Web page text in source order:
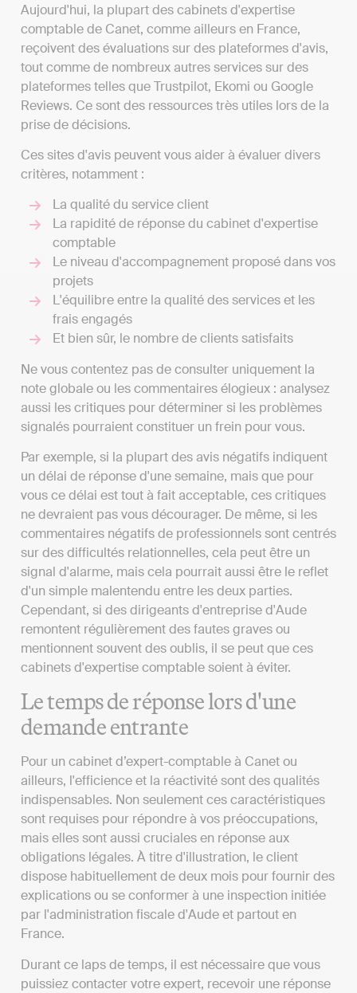
Aujourd'hui, la plupart des cabinets d'expertise
comptable de Canet, comme ailleurs en France,
reçoivent des évaluations sur des plateformes d'avis,
tout comme de nombreux autres services sur des
plateformes telles que Trustpilot, Ekomi ou Google
Reviews. Ce sont des ressources très utiles lors de la
prise de décisions.
Ces sites d'avis peuvent vous aider à évaluer divers
critères, notamment :
La qualité du service client
La rapidité de réponse du cabinet d'expertise
comptable
Le niveau d'accompagnement proposé dans vos
projets
L'équilibre entre la qualité des services et les
frais engagés
Et bien sûr, le nombre de clients satisfaits
Ne vous contentez pas de consulter uniquement la
note globale ou les commentaires élogieux : analysez
aussi les critiques pour déterminer si les problèmes
signalés pourraient constituer un frein pour vous.
Par exemple, si la plupart des avis négatifs indiquent
un délai de réponse d'une semaine, mais que pour
vous ce délai est tout à fait acceptable, ces critiques
ne devraient pas vous décourager. De même, si les
commentaires négatifs de professionnels sont centrés
sur des difficultés relationnelles, cela peut être un
signal d'alarme, mais cela pourrait aussi être le reflet
d'un simple malentendu entre les deux parties.
Cependant, si des dirigeants d'entreprise d'Aude
remontent régulièrement des fautes graves ou
mentionnent souvent des oublis, il se peut que ces
cabinets d'expertise comptable soient à éviter.
Le temps de réponse lors d'une
demande entrante
Pour un cabinet d’expert-comptable à Canet ou
ailleurs, l'efficience et la réactivité sont des qualités
indispensables. Non seulement ces caractéristiques
sont requises pour répondre à vos préoccupations,
mais elles sont aussi cruciales en réponse aux
obligations légales. À titre d'illustration, le client
dispose habituellement de deux mois pour fournir des
explications ou se conformer à une inspection initiée
par l'administration fiscale d'Aude et partout en
France.
Durant ce laps de temps, il est nécessaire que vous
puissiez contacter votre expert, recevoir une réponse